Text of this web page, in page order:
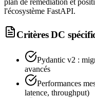
plan de remediation et
l'écosystème FastAPI.
Critères DC
Pydantic v2 :
avancés
Performances
latence, throughput)